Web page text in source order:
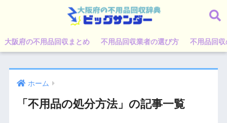
大阪府の不用品回収まとめ 不用品回収業者の選び方 不用品回
ホーム
「不用品の処分方法」の記事一覧